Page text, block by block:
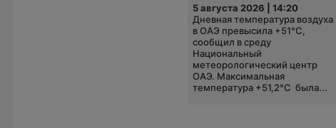
5 августа 2026 | 14:20
Дневная температура воздуха
в ОАЭ превысила +51°C,
сообщил в среду
Национальный
метеорологический центр
ОАЭ. Максимальная
температура +51,2°C была...